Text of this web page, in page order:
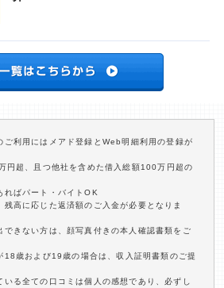
ご利用にはメアド登録とWeb明細利用の登録が
円超、且つ他社を含めた借入総額100万円超の
ればパート・バイトOK
高に応じた返済額のご入金が必要となりま
できない方は、顔写真付きの本人確認書類をご
18歳および19歳の場合は、収入証明書類のご提
る全ての口コミは個人の感想であり、必ずし